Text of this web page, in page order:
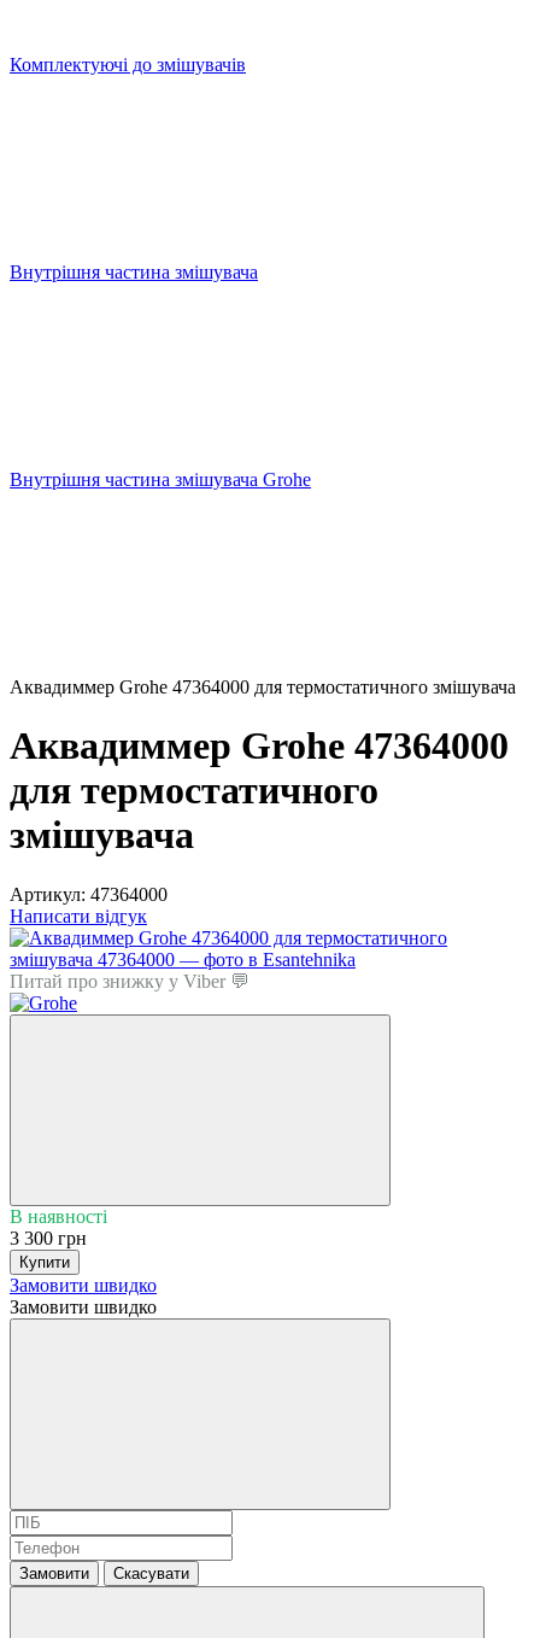
Комплектуючі до змішувачів
Внутрішня частина змішувача
Внутрішня частина змішувача Grohe
Аквадиммер Grohe 47364000 для термостатичного змішувача
Аквадиммер Grohe 47364000
для термостатичного
змішувача
Артикул: 47364000
Написати відгук
Питай про знижку у Viber 💬
В наявності
3 300 грн
Купити
Замовити швидко
Замовити швидко
Замовити Скасувати